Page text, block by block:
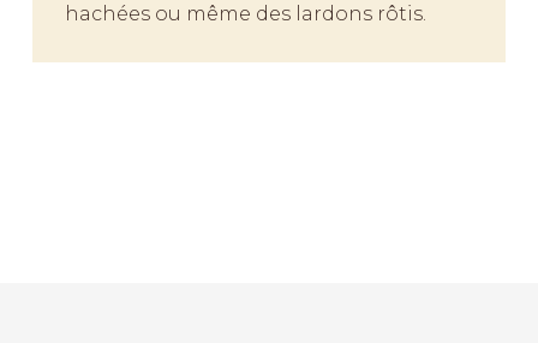
hachées ou même des lardons rôtis.